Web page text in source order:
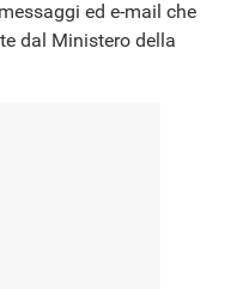
ed e-mail che
dal Ministero della